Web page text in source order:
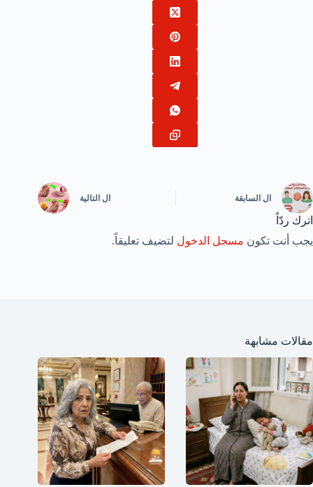
ال السابقة ال التالية
اترك ردّاً
يجب أنت تكون مسجل الدخول لتضيف تعليقاً.
مقالات مشابهة